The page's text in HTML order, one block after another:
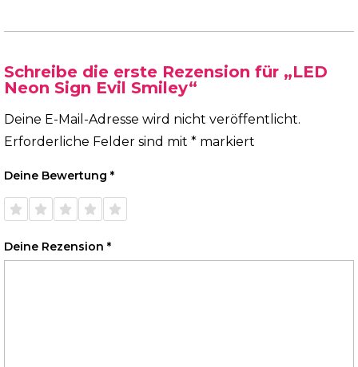
Schreibe die erste Rezension für „LED
Neon Sign Evil Smiley“
Deine E-Mail-Adresse wird nicht veröffentlicht.
Erforderliche Felder sind mit * markiert
Deine Bewertung *
1 von
5 Sternen
2 von
5 Sternen
3 von
5 Sternen
4 von
5 Sternen
5 von
5 Sternen
Deine Rezension *